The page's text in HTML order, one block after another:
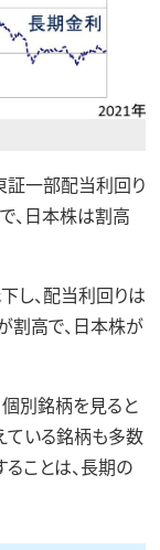
証一部配当利回り
、日本株は割高
し、配当利回りは
割高で、日本株が
別銘柄を見ると
ている銘柄も多数
ことは、長期の